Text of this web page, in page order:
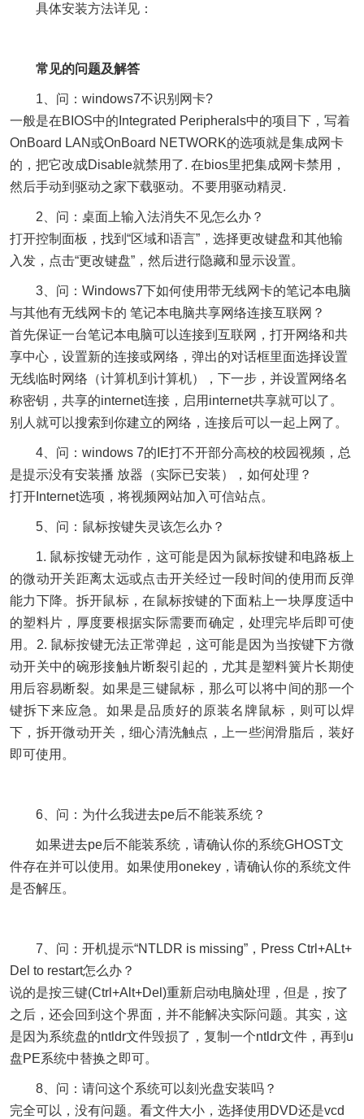
具体安装方法详见：
常见的问题及解答
1、问：windows7不识别网卡?
一般是在BIOS中的Integrated Peripherals中的项目下，写着
OnBoard LAN或OnBoard NETWORK的选项就是集成网卡
的，把它改成Disable就禁用了. 在bios里把集成网卡禁用，
然后手动到驱动之家下载驱动。不要用驱动精灵.
2、问：桌面上输入法消失不见怎么办？
打开控制面板，找到“区域和语言”，选择更改键盘和其他输
入发，点击“更改键盘”，然后进行隐藏和显示设置。
3、问：Windows7下如何使用带无线网卡的笔记本电脑
与其他有无线网卡的 笔记本电脑共享网络连接互联网？
首先保证一台笔记本电脑可以连接到互联网，打开网络和共
享中心，设置新的连接或网络，弹出的对话框里面选择设置
无线临时网络（计算机到计算机），下一步，并设置网络名
称密钥，共享的internet连接，启用internet共享就可以了。
别人就可以搜索到你建立的网络，连接后可以一起上网了。
4、问：windows 7的IE打不开部分高校的校园视频，总
是提示没有安装播 放器（实际已安装），如何处理？
打开Internet选项，将视频网站加入可信站点。
5、问：鼠标按键失灵该怎么办？
1. 鼠标按键无动作，这可能是因为鼠标按键和电路板上
的微动开关距离太远或点击开关经过一段时间的使用而反弹
能力下降。拆开鼠标，在鼠标按键的下面粘上一块厚度适中
的塑料片，厚度要根据实际需要而确定，处理完毕后即可使
用。2. 鼠标按键无法正常弹起，这可能是因为当按键下方微
动开关中的碗形接触片断裂引起的，尤其是塑料簧片长期使
用后容易断裂。如果是三键鼠标，那么可以将中间的那一个
键拆下来应急。如果是品质好的原装名牌鼠标，则可以焊
下，拆开微动开关，细心清洗触点，上一些润滑脂后，装好
即可使用。
6、问：为什么我进去pe后不能装系统？
如果进去pe后不能装系统，请确认你的系统GHOST文
件存在并可以使用。如果使用onekey，请确认你的系统文件
是否解压。
7、问：开机提示“NTLDR is missing”，Press Ctrl+ALt+
Del to restart怎么办？
说的是按三键(Ctrl+Alt+Del)重新启动电脑处理，但是，按了
之后，还会回到这个界面，并不能解决实际问题。其实，这
是因为系统盘的ntldr文件毁损了，复制一个ntldr文件，再到u
盘PE系统中替换之即可。
8、问：请问这个系统可以刻光盘安装吗？
完全可以，没有问题。看文件大小，选择使用DVD还是vcd